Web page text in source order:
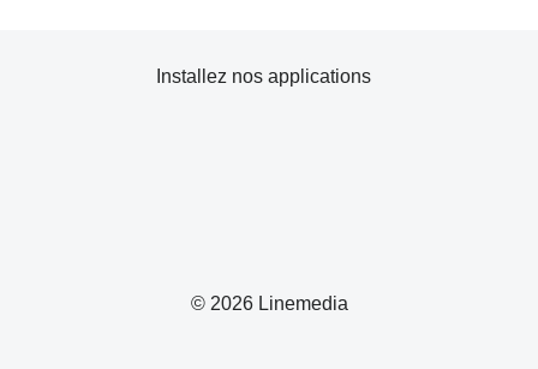
© 2026 Linemedia
Installez nos applications